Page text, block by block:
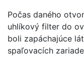
Počas daného
uhlíkový filter do
boli zapáchajúce
spaľovacích